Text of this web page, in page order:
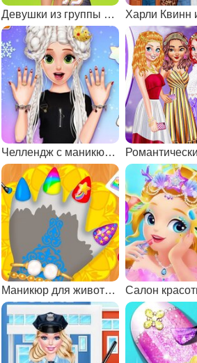
Девушки из группы поддержки
Челлендж с маникюром
Маникюр для животных